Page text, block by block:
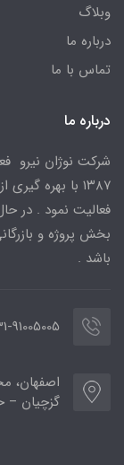
وبلاگ
درباره ما
تماس با ما
درباره ما
شرکت نوژان نیرو
۱۳۸۷ با بهره
بخش پروژه و
باشد .
031-91005005 (داخلی
اصفهان،
گزچیان –